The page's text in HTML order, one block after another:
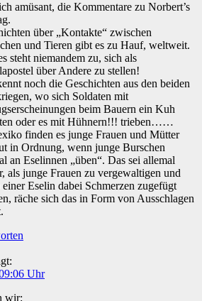
amüsant, die Kommentare zu Norbert’s
über „Kontakte“ zwischen
und Tieren gibt es zu Hauf, weltweit.
steht niemandem zu, sich als
über Andere zu stellen!
noch die Geschichten aus den beiden
wo sich Soldaten mit
beim Bauern ein Kuh
oder es mit Hühnern!!! trieben……
finden es junge Frauen und Mütter
in Ordnung, wenn junge Burschen
an Eselinnen „üben“. Das sei allemal
als junge Frauen zu vergewaltigen und
Eselin dabei Schmerzen zugefügt
räche sich das in Form von Ausschlagen
Uhr
wir: